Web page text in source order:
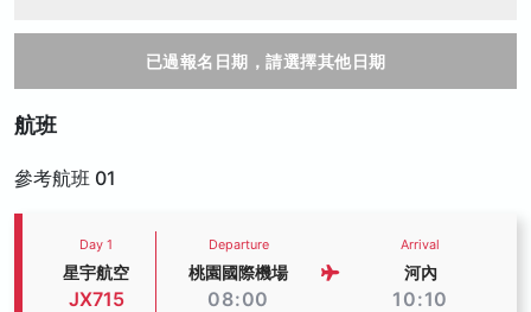
已過報名日期，請選擇其他日期
航班
參考航班 01
Day 1
星宇航空
JX715
Departure
桃園國際機場
08:00
Arrival
河內
10:10